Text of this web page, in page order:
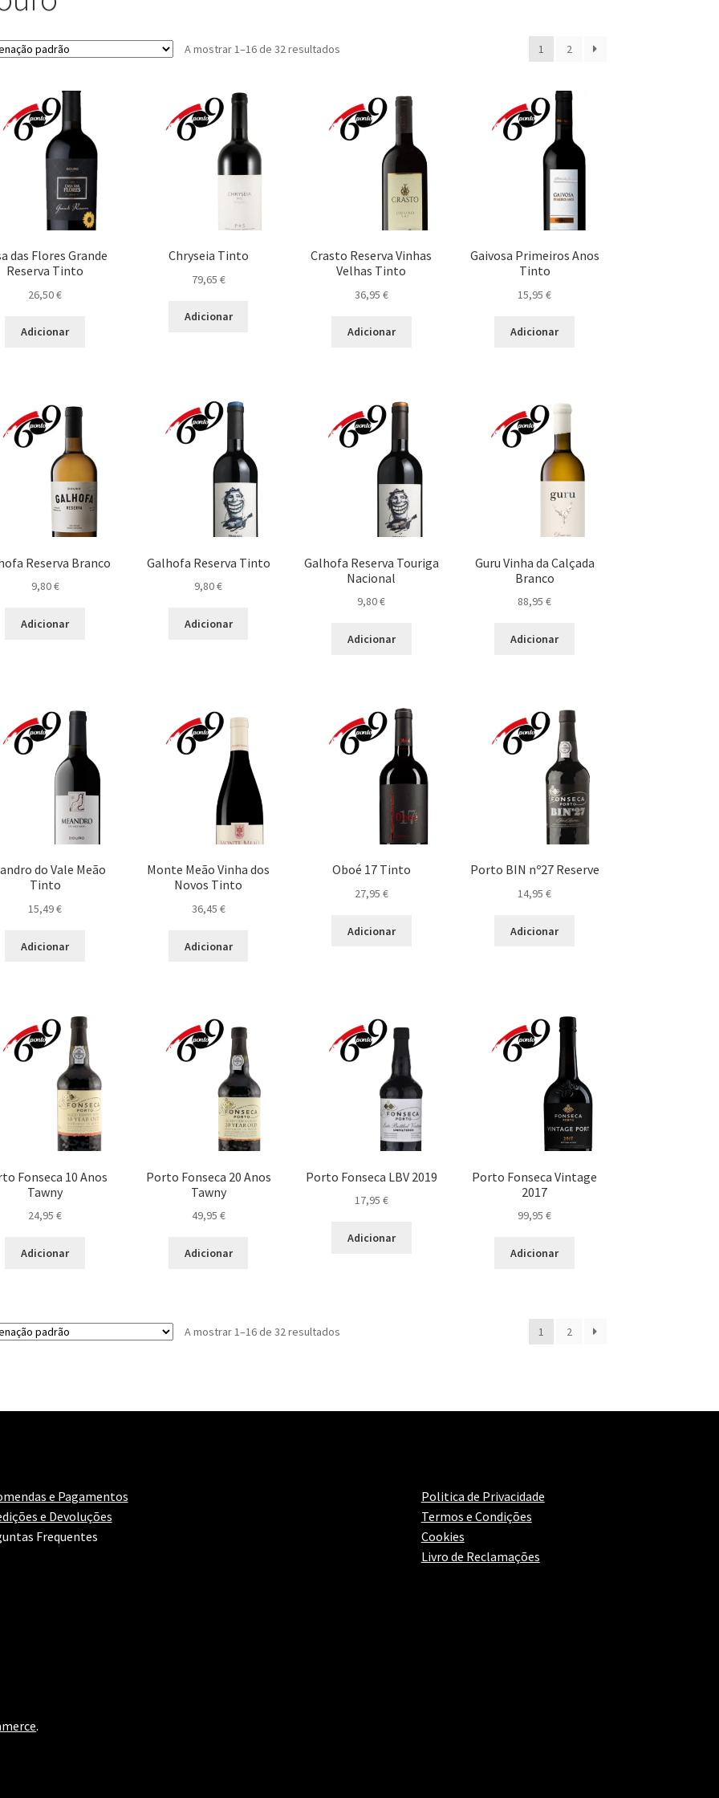
A mostrar 1–16 de 32 resultados 1 2
das Flores Grande
Reserva Tinto
26,50€
Adicionar
Chryseia Tinto
79,65 €
Adicionar
Crasto Reserva Vinhas
Velhas Tinto
36,95 €
Adicionar
Gaivosa Primeiros Anos
Tinto
15,95€
Adicionar
Reserva Branco
9,80€
Adicionar
Galhofa Reserva Tinto
9,80€
Adicionar
Galhofa Reserva Touriga
Nacional
9,80€
Adicionar
Guru Vinha da Calçada
Branco
88,95€
Adicionar
do Vale Meão
Tinto
15,49€
Adicionar
Monte Meão Vinha dos
Novos Tinto
36,45 €
Adicionar
Oboé 17 Tinto
27,95 €
Adicionar
Porto BIN nº27 Reserve
14,95€
Adicionar
Fonseca 10 Anos
Tawny
24,95€
Adicionar
Porto Fonseca 20 Anos
Tawny
49,95 €
Adicionar
Porto Fonseca LBV 2019
17,95 €
Adicionar
Porto Fonseca Vintage
2017
99,95€
Adicionar
A mostrar 1–16 de 32 resultados 1 2
e Pagamentos
e Devoluções
Frequentes
Politica de Privacidade
Termos e Condições
Cookies
Livro de Reclamações
.